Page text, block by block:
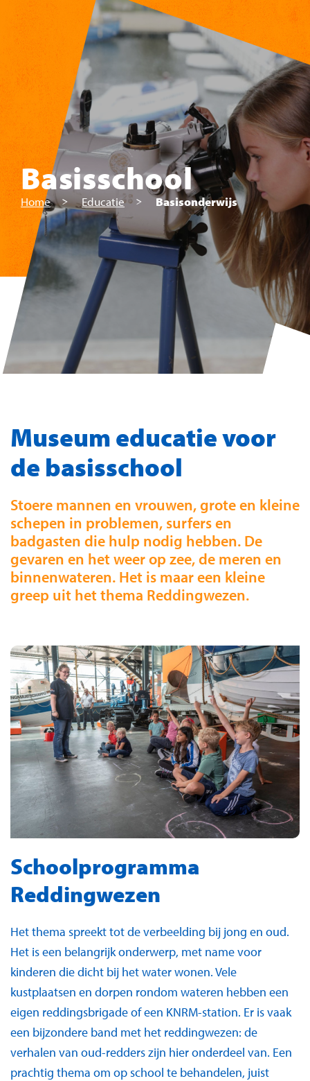
Skip to main content
Basisschool
Home Educatie Basisonderwijs
Museum educatie voor
de basisschool
Stoere mannen en vrouwen, grote en kleine
schepen in problemen, surfers en
badgasten die hulp nodig hebben. De
gevaren en het weer op zee, de meren en
binnenwateren. Het is maar een kleine
greep uit het thema Reddingwezen.
Schoolprogramma
Reddingwezen
Het thema spreekt tot de verbeelding bij jong en oud.
Het is een belangrijk onderwerp, met name voor
kinderen die dicht bij het water wonen. Vele
kustplaatsen en dorpen rondom wateren hebben een
eigen reddingsbrigade of een KNRM-station. Er is vaak
een bijzondere band met het reddingwezen: de
verhalen van oud-redders zijn hier onderdeel van. Een
prachtig thema om op school te behandelen, juist